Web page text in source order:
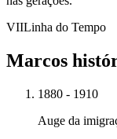
VIILinha do Tempo
Marcos
1880 - 1910
Auge da